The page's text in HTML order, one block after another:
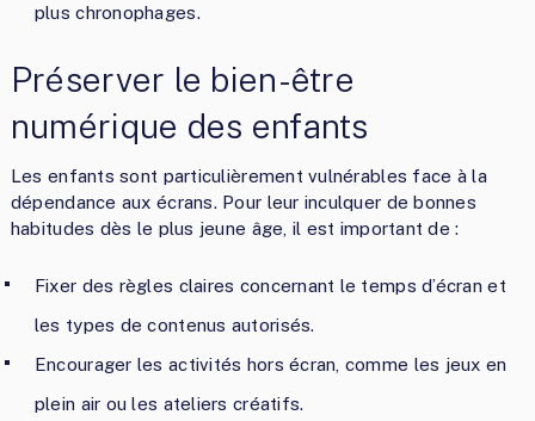
plus chronophages.
Préserver le bien-être
numérique des enfants
Les enfants sont particulièrement vulnérables face à la
dépendance aux écrans. Pour leur inculquer de bonnes
habitudes dès le plus jeune âge, il est important de :
Fixer des règles claires concernant le temps d’écran et
les types de contenus autorisés.
Encourager les activités hors écran, comme les jeux en
plein air ou les ateliers créatifs.